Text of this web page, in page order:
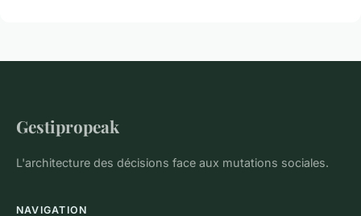
Gestipropeak
L'architecture des décisions face aux mutations sociales.
NAVIGATION